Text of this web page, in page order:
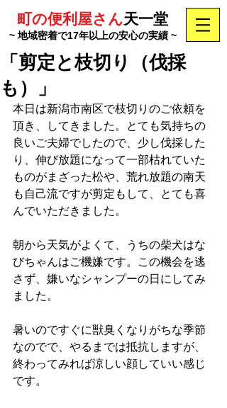
町の便利屋さん天一堂
~ 地域密着で17年以上の安心の実績 ~
「剪定と枝切り（伐採
も）」
本日は新潟市南区で枝切りのご依頼を
頂き、してきました。とても気持ちの
良いご夫婦でしたので、少し伐採した
り、伸び放題になって一部枯れていた
ものがまざった松や、荒れ放題の南天
も自己流ですが剪定もして、とても喜
んでいただきました。
朝から天気がよくて、うちの柴犬はな
びちゃんはご機嫌です。この機会を逃
さず、嫌いなシャンプーの日にしてみ
ました。
暑いのですぐに獣臭くなりがちな季節
なのでで、やるまでは抵抗しますが、
終わってみれば涼しい顔していい感じ
です。